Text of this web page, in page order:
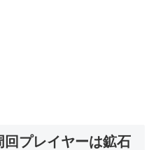
プレイヤーは鉱石